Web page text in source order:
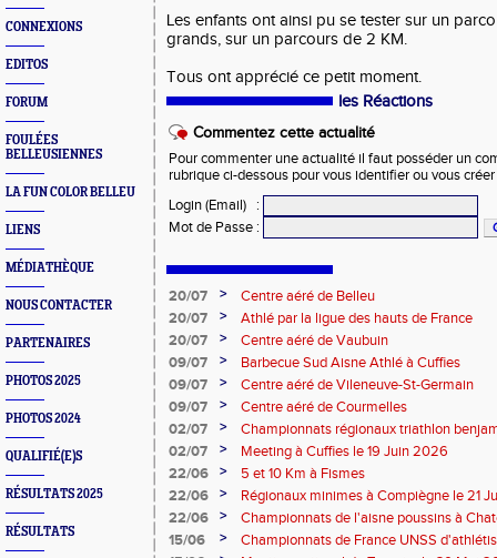
CONNEXIONS
EDITOS
FORUM
FOULÉES
BELLEUSIENNES
LA FUN COLOR BELLEU
LIENS
MÉDIATHÈQUE
NOUS CONTACTER
PARTENAIRES
PHOTOS 2025
PHOTOS 2024
QUALIFIÉ(E)S
RÉSULTATS 2025
RÉSULTATS
Les enfants ont ainsi pu se tester sur un
grands, sur un parcours de 2 KM.
Tous ont apprécié ce petit moment.
les Réactions
Commentez cette actualité
Pour commenter une actualité il faut posséder un
rubrique ci-dessous pour vous identifier ou vous
Login (Email)
:
Mot de Passe :
20/07 >
Centre aéré de Belleu
20/07
>
Athlé par la ligue des hauts de France
20/07
>
Centre aéré de Vaubuin
09/07
>
Barbecue Sud Aisne Athlé à Cuffies
09/07
>
Centre aéré de Vileneuve-St-Germain
09/07
>
Centre aéré de Courmelles
02/07
>
Championnats régionaux triathlon
2026
02/07 >
Meeting à Cuffies le 19 Juin 2026
22/06
>
5 et 10 Km à Fismes
22/06
>
Régionaux minimes à Compiègne le 21
22/06
>
Championnats de l'aisne poussins à
2026
15/06 >
Championnats de France UNSS